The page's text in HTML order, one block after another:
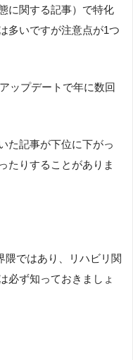
に関する記事）で特化
多いですが注意点が1つ
ップデートで年に数回
た記事が下位に下がっ
たりすることがありま
隈ではあり、リハビリ関
必ず知っておきましょ